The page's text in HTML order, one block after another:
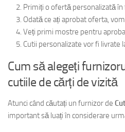
Primiți o ofertă personalizată
Odată ce ați aprobat oferta,
Veți primi mostre pentru
Cutii personalizate vor fi livrate
Cum să alegeți
cutiile de cărți de vizită
Atunci când căutați un furnizor de
important să luați în considerare